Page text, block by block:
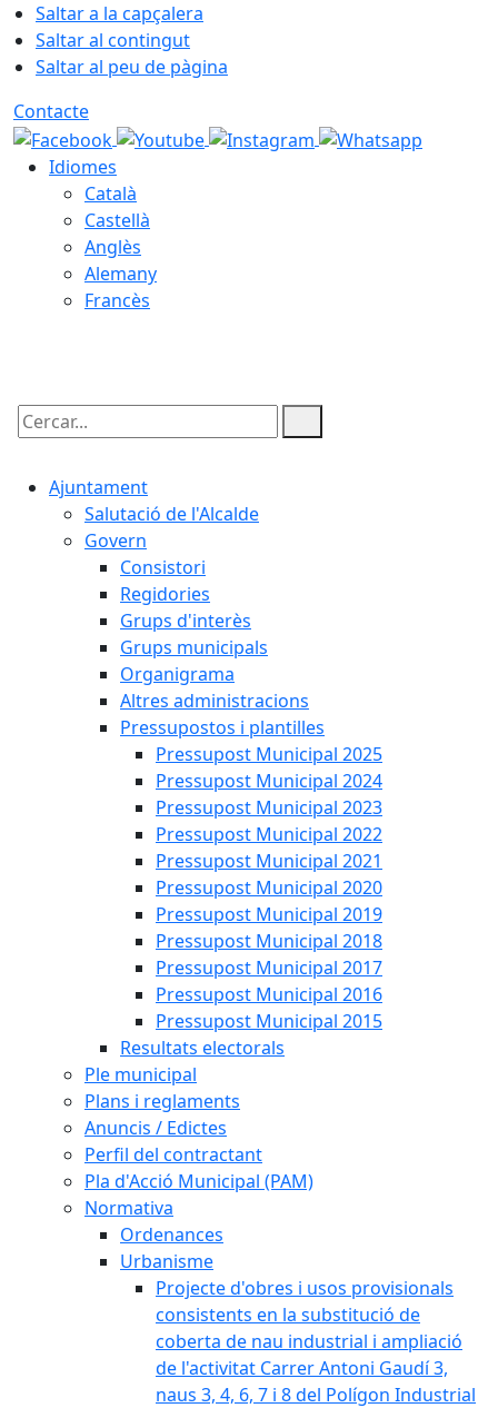
Saltar a la capçalera
Saltar al contingut
Saltar al peu de pàgina
Contacte
Idiomes
Català
Castellà
Anglès
Alemany
Francès
Cercar:
Ajuntament
Salutació de l'Alcalde
Govern
Consistori
Regidories
Grups d'interès
Grups municipals
Organigrama
Altres administracions
Pressupostos i plantilles
Pressupost Municipal 2025
Pressupost Municipal 2024
Pressupost Municipal 2023
Pressupost Municipal 2022
Pressupost Municipal 2021
Pressupost Municipal 2020
Pressupost Municipal 2019
Pressupost Municipal 2018
Pressupost Municipal 2017
Pressupost Municipal 2016
Pressupost Municipal 2015
Resultats electorals
Ple municipal
Plans i reglaments
Anuncis / Edictes
Perfil del contractant
Pla d'Acció Municipal (PAM)
Normativa
Ordenances
Urbanisme
Projecte d'obres i usos provisionals
consistents en la substitució de
coberta de nau industrial i ampliació
de l'activitat Carrer Antoni Gaudí 3,
naus 3, 4, 6, 7 i 8 del Polígon Industrial